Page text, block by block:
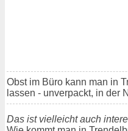
Obst im Büro kann man in
lassen - unverpackt, in der
Das ist vielleicht auch